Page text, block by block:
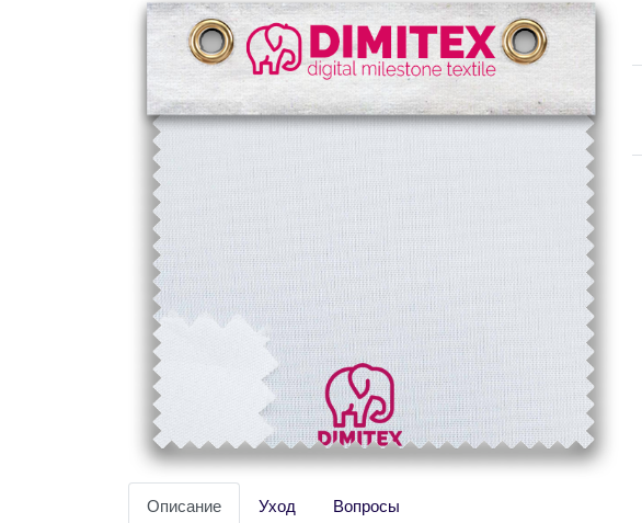
Описание Уход Вопросы